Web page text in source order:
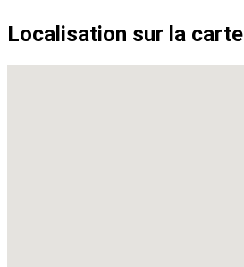
Localisation sur la carte